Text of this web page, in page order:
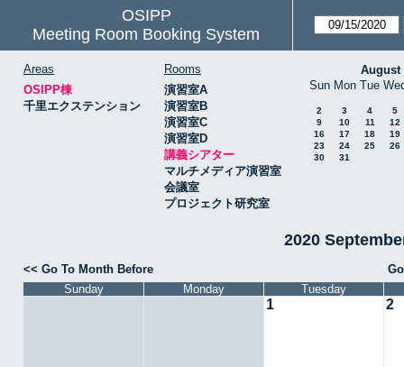
OSIPP
Meeting Room Booking System
Areas
OSIPP棟
千里エクステンション
Rooms
演習室A
演習室B
演習室C
演習室D
講義シアター
マルチメディア演習室
会議室
プロジェクト研究室
August
Sun Mon Tue
2 3 4
5
9
10 11
12
16
17 18
19
23
24 25
26
30
31
2020
<< Go To Month Before
Sunday
Monday Tuesday
1 2